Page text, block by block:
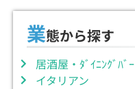
業態から探す
居酒屋・ﾀﾞｲﾆﾝｸﾞﾊﾞｰ
イタリアン